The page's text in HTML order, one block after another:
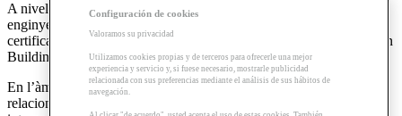
A nivell professional va començar com a delineant en el sector de la
enginyeria elèctrica industrial; actualment, és la responsable de les
certificacions LEED, WELL i Fitwel i dels ACV a l’Empresa Green
Building Management.
En l’àmbit de la cooperació, ha participat en diversos projectes
relacionats amb la construcció sostenible, tant a nivell nacional com
Configuración de cookies
Valoramos su privacidad
Utilizamos cookies propias y de terceros para ofrecerle una mejor
experiencia y servicio y, si fuese necesario, mostrarle publicidad
relacionada con sus preferencias mediante el análisis de sus hábitos de
navegación.